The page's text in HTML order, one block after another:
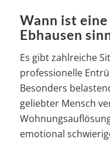
Wann ist
Ebhausen
Es gibt zahlreiche
professionelle
Besonders
geliebter Mensch
emotional